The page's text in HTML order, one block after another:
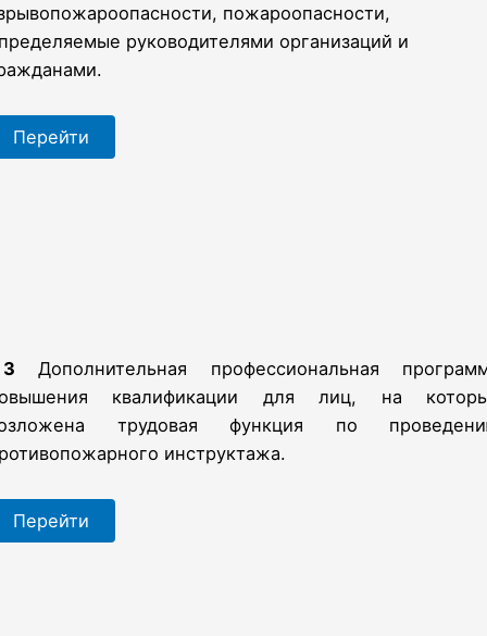
пожароопасности,
руководителями организаций и
Перейти
3 Дополнительная профессиональная
квалификации для лиц, на
трудовая функция по
инструктажа.
Перейти